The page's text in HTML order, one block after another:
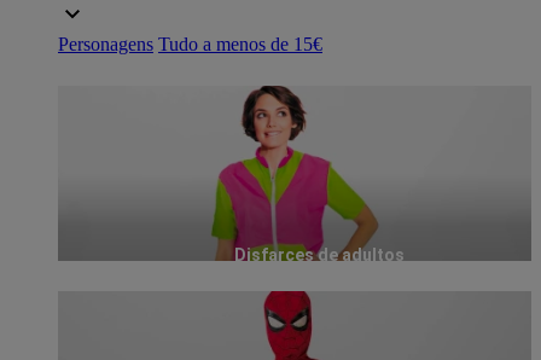
Personagens Tudo a menos de 15€
Disfarces de adultos